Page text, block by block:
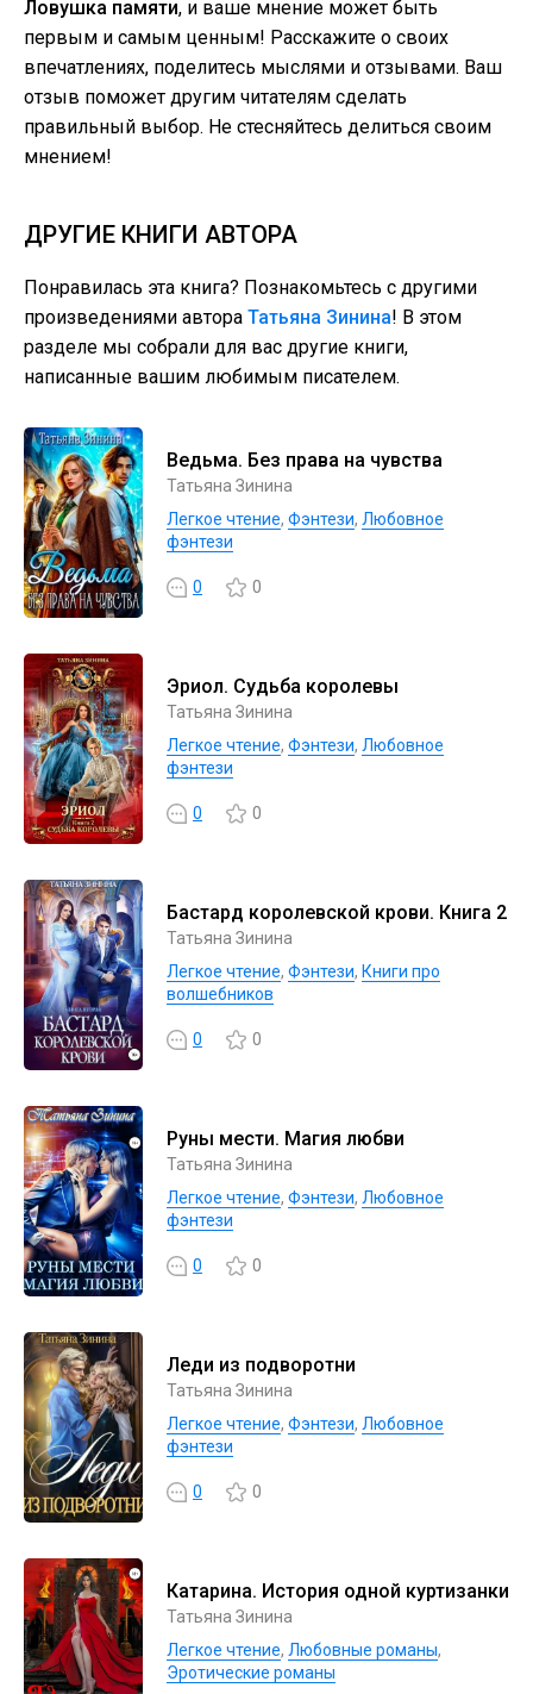
Ловушка памяти, и ваше мнение может быть
первым и самым ценным! Расскажите о своих
впечатлениях, поделитесь мыслями и отзывами. Ваш
отзыв поможет другим читателям сделать
правильный выбор. Не стесняйтесь делиться своим
мнением!
ДРУГИЕ КНИГИ АВТОРА
Понравилась эта книга? Познакомьтесь с другими
произведениями автора Татьяна Зинина! В этом
разделе мы собрали для вас другие книги,
написанные вашим любимым писателем.
Ведьма. Без права на чувства
Татьяна Зинина
Легкое чтение, Фэнтези, Любовное
фэнтези
0 0
Эриол. Судьба королевы
Татьяна Зинина
Легкое чтение, Фэнтези, Любовное
фэнтези
0 0
Бастард королевской крови. Книга 2
Татьяна Зинина
Легкое чтение, Фэнтези, Книги про
волшебников
0 0
Руны мести. Магия любви
Татьяна Зинина
Легкое чтение, Фэнтези, Любовное
фэнтези
0 0
Леди из подворотни
Татьяна Зинина
Легкое чтение, Фэнтези, Любовное
фэнтези
0 0
Катарина. История одной куртизанки
Татьяна Зинина
Легкое чтение, Любовные романы,
Эротические романы